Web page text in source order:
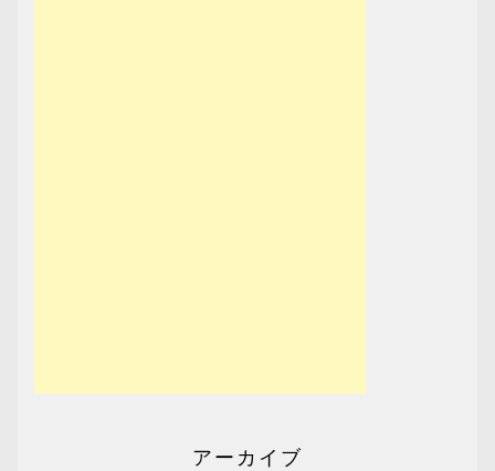
アーカイブ